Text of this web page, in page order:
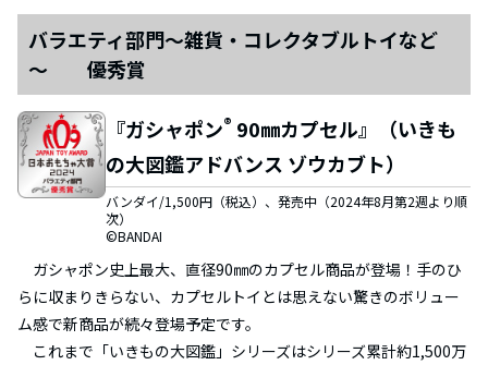
バラエティ部門～雑貨・コレクタブルトイなど
～ 優秀賞
『ガシャポン® 90㎜カプセル』（いきも
の大図鑑アドバンス ゾウカブト）
バンダイ/1,500円（税込）、発売中（2024年8月第2週より順
次）
©BANDAI
ガシャポン史上最大、直径90㎜のカプセル商品が登場！手のひ
らに収まりきらない、カプセルトイとは思えない驚きのボリュー
ム感で新商品が続々登場予定です。
これまで「いきもの大図鑑」シリーズはシリーズ累計約1,500万